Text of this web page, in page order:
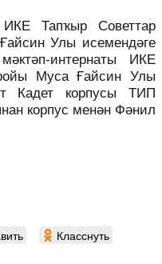
Тапҡыр Советтар
Улы исемендәге
интернаты ИКЕ
Муса Ғайсин Улы
Кадет корпусы ТИП
корпус менән Фәнил
Класснуть